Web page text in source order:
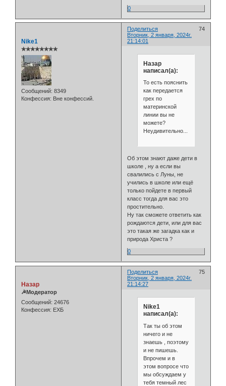
0
Поделиться
74
Вторник, 2 января, 2024г.
21:14:01
Nike1
✯✯✯✯✯✯✯✯
Сообщений: 8349
Конфессия: Вне конфессий.
Назар
написал(а):
То есть пояснить
как передается
грех по
материнской
линии вы не
можете?
Неудивительно...
Об этом знают даже дети в
школе , ну а если вы
свалились с Луны, не
учились в школе или ещё
только пойдете в первый
класс тогда для вас это
простительно.
Ну так сможете ответить как
рождаются дети, или для вас
это такая же загадка как и
природа Христа ?
0
Поделиться
75
Вторник, 2 января, 2024г.
21:14:27
Назар
☭Модератор
Сообщений: 24676
Конфессия: ЕХБ
Nike1
написал(а):
Так ты об этом
ничего и не
знаешь , поэтому
и не пишешь.
Впрочем и в
этом вопросе что
мы обсуждаем у
тебя темный лес